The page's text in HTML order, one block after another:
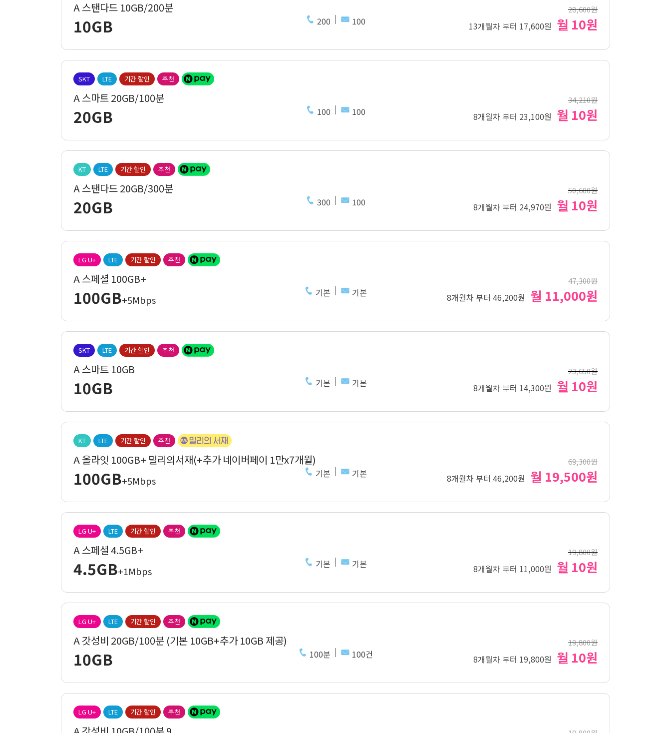
A 스탠다드 10GB/200분 28,600원
10GB 200 100 13개월차 부터 17,600원 월 10원
SKT LTE 기간 할인 추천
A 스마트 20GB/100분 34,210원
20GB 100 100 8개월차 부터 23,100원 월 10원
KT LTE 기간 할인 추천
A 스탠다드 20GB/300분 50,600원
20GB 300 100 8개월차 부터 24,970원 월 10원
LG U+ LTE 기간 할인 추천
A 스페셜 100GB+ 47,300원
100GB+5Mbps
기본 기본 8개월차 부터 46,200원 월 11,000원
SKT LTE 기간 할인 추천
A 스마트 10GB 23,650원
10GB 기본 기본 8개월차 부터 14,300원 월 10원
KT LTE 기간 할인 추천
A 올라잇 100GB+ 밀리의서재(+추가 네이버페이 1만x7개월) 69,300원
100GB+5Mbps
기본 기본 8개월차 부터 46,200원 월 19,500원
LG U+ LTE 기간 할인 추천
A 스페셜 4.5GB+ 19,800원
4.5GB+1Mbps
기본 기본 8개월차 부터 11,000원 월 10원
LG U+ LTE 기간 할인 추천
A 갓성비 20GB/100분 (기본 10GB+추가 10GB 제공) 19,800원
10GB 100분 100건 8개월차 부터 19,800원 월 10원
LG U+ LTE 기간 할인 추천